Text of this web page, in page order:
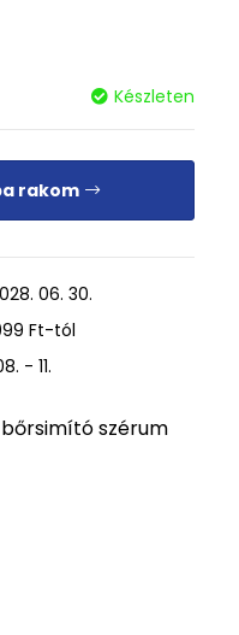
Készleten
rakom
06. 30.
Ft-tól
- 11.
szérum